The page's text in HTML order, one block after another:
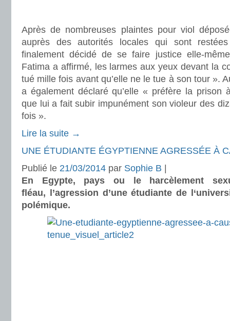
Après de nombreuses plaintes pour viol
auprès des autorités locales qui sont
finalement décidé de se faire justice elle-
Fatima a affirmé, les larmes aux yeux devant la
tué mille fois avant qu’elle ne le tue à son tour ».
a également déclaré qu’elle « préfère la prison
que lui a fait subir impunément son violeur des
fois ».
Lire la suite →
UNE ÉTUDIANTE ÉGYPTIENNE AGRESSÉE À
Publié le 21/03/2014 par Sophie B
En Egypte, pays ou le harcèlement
fléau, l’agression d’une étudiante de
polémique.